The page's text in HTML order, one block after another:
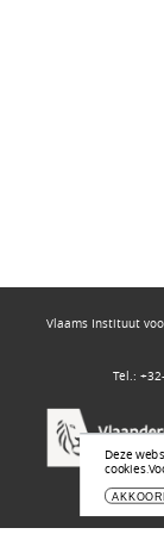
Vlaams Instituut
Tel.:
Deze
cookies.